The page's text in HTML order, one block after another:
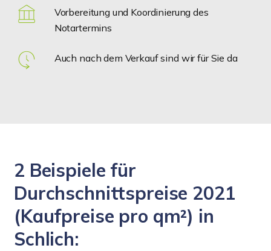
Vorbereitung und Koordinierung des
Notartermins
Auch nach dem Verkauf sind wir für Sie da
2 Beispiele für
Durchschnittspreise 2021
(Kaufpreise pro qm²) in
Schlich: